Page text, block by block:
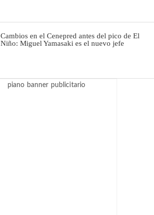
Cambios en el Cenepred antes del pico de El
Niño: Miguel Yamasaki es el nuevo jefe